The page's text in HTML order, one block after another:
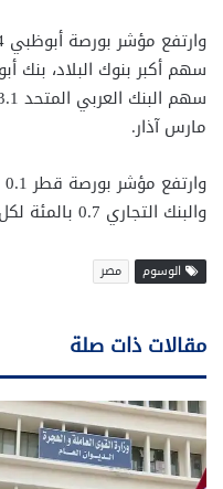
مارس آذار.
والبنك التجاري 0.7 بالمئة لكل منهما.
الوسوم مصر
مقالات ذات صلة